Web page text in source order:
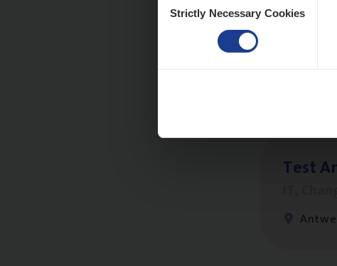
Selection
Strictly Necessary Cookies
Test